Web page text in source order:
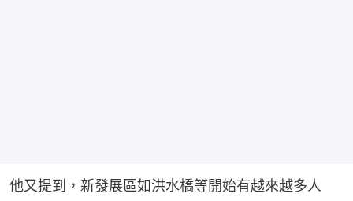
他又提到，新發展區如洪水橋等開始有越來越多人